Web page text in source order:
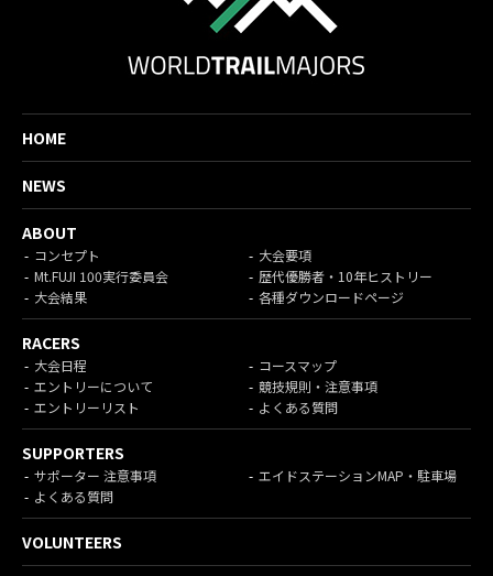
HOME
NEWS
ABOUT
コンセプト
大会要項
Mt.FUJI 100実行委員会
歴代優勝者・10年ヒストリー
大会結果
各種ダウンロードページ
RACERS
大会日程
コースマップ
エントリーについて
競技規則・注意事項
エントリーリスト
よくある質問
SUPPORTERS
サポーター 注意事項
エイドステーションMAP・駐車場
よくある質問
VOLUNTEERS